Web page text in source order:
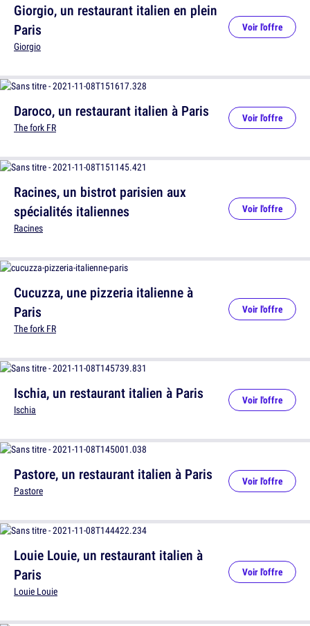
Giorgio, un restaurant italien en plein
Paris
Giorgio
Voir l'offre
Racines, un bistrot parisien aux
spécialités italiennes
Racines
Voir l'offre
Ischia, un restaurant italien à Paris
Ischia
Voir l'offre
Louie Louie, un restaurant italien à
Paris
Louie Louie
Voir l'offre
Daroco, un restaurant italien à Paris
The fork FR
Voir l'offre
Cucuzza, une pizzeria italienne à
Paris
The fork FR
Voir l'offre
Pastore, un restaurant italien à Paris
Pastore
Voir l'offre